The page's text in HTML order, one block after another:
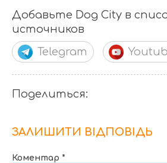
Добавьте Dog City в
источников
Telegram
Поделиться:
ЗАЛИШИТИ ВІДПОВІДЬ
Коментар *